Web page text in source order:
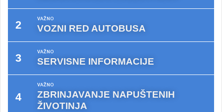
VAŽNO
VOZNI RED AUTOBUSA
VAŽNO
SERVISNE INFORMACIJE
VAŽNO
ZBRINJAVANJE NAPUŠTENIH
ŽIVOTINJA